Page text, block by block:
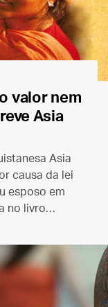
valor nem
Asia
Asia
causa da lei
esposo em
no livro